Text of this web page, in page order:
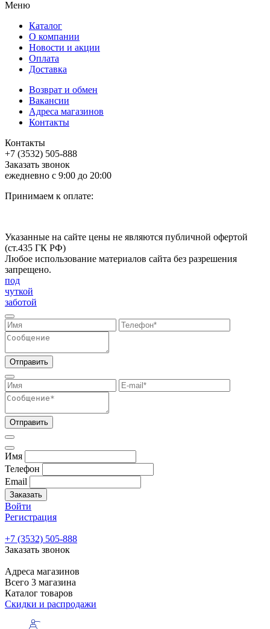
Меню
Каталог
О компании
Новости и акции
Оплата
Доставка
Возврат и обмен
Вакансии
Адреса магазинов
Контакты
Контакты
+7 (3532) 505-888
Заказать звонок
ежедневно с 9:00 до 20:00
Принимаем к оплате:
Указанные на сайте цены не являются публичной офертой
(ст.435 ГК РФ)
Любое использование материалов сайта без разрешения
запрещено.
под
чуткой
заботой
Отправить
Отправить
Имя
Телефон
Email
Заказать
Войти
Регистрация
+7 (3532) 505-888
Заказать звонок
Адреса магазинов
Всего 3 магазина
Каталог товаров
Скидки и распродажи